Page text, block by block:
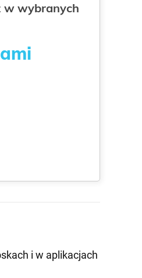
w wybranych
i w aplikacjach